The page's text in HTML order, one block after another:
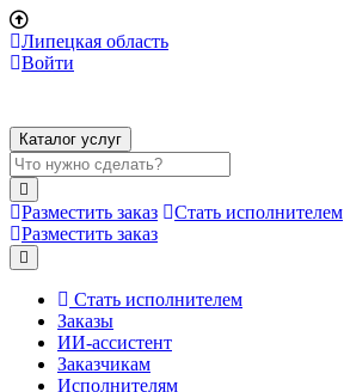
Липецкая область
Войти
Каталог услуг
Разместить заказ
Стать исполнителем
Разместить заказ
Стать исполнителем
Заказы
ИИ-ассистент
Заказчикам
Исполнителям